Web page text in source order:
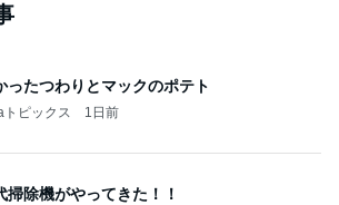
ったつわりとマックのポテト
トピックス 1日前
掃除機がやってきた！！